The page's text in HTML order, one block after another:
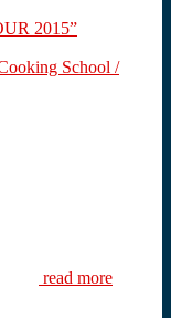
2015”
School /
read more